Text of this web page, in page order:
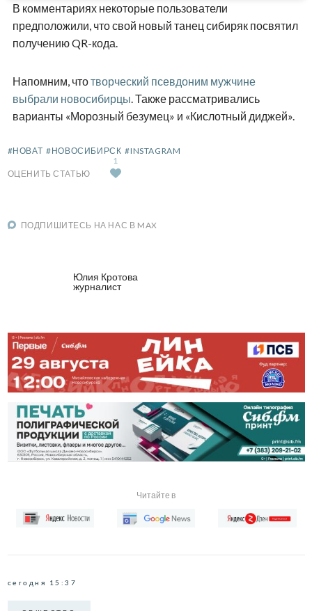
В комментариях некоторые пользователи
предположили, что свой новый танец сибиряк посвятил
получению QR-кода.
Напомним, чтотворческий псевдоним мужчине
выбрали новосибирцы . Также рассматривались
варианты «Морозный безумец» и «Кислотный диджей».
#НОВАТ #НОВОСИБИРСК #INSTAGRAM
ОЦЕНИТЬ СТАТЬЮ
1
ПОДПИШИТЕСЬ НА НАС В MAX
Юлия Кротова
журналист
Читайте в
сегодня 15:37